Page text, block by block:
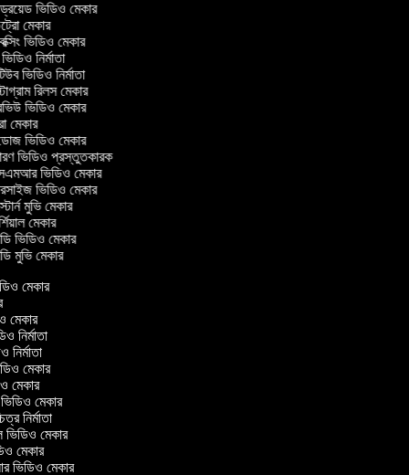
ভিডিও মেকার
মেকার
ভিডিও মেকার
নির্মাতা
ভিডিও নির্মাতা
রিলস মেকার
ভিডিও মেকার
মেকার
ভিডিও মেকার
ভিডিও প্রস্তুতকারক
ভিডিও মেকার
ভিডিও মেকার
মুভি মেকার
মেকার
ভিডিও মেকার
মুভি মেকার
মেকার
মেকার
নির্মাতা
নির্মাতা
মেকার
মেকার
ভিডিও মেকার
নির্মাতা
ভিডিও মেকার
মেকার
ভিডিও মেকার